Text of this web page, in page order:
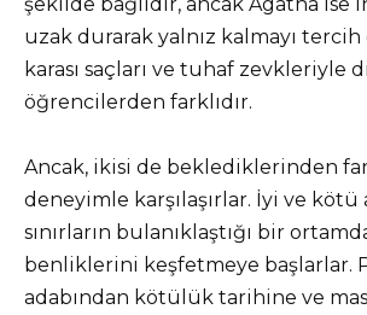
uzak durarak yalnız kalmayı
karası saçları ve tuhaf zevkleriyle
öğrencilerden farklıdır.
Ancak, ikisi de beklediklerinden
deneyimle karşılaşırlar. İyi ve kötü
sınırların bulanıklaştığı bir
benliklerini keşfetmeye başlarlar.
adabından kötülük tarihine ve